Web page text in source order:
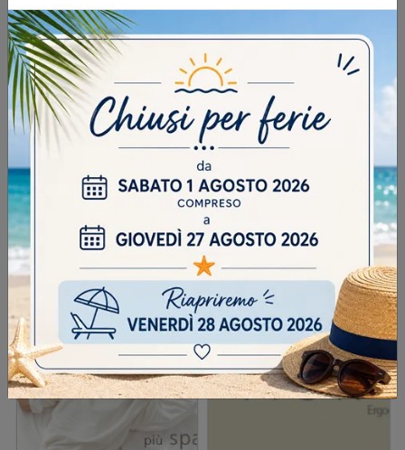
SFOGLIA I NOSTRI CATALOGHI
Scrivere la parola "Fragole" al singolare
INVIA